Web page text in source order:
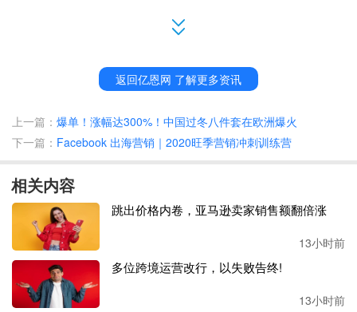
亚马逊最近在全国范围内将一线员工的
1美元，
至平均每小时19美元，并强调与其他类似工作相比
医疗福利都要更好。亚马逊领导层
调整业务的灵活性。
返回亿恩网 了解更多资讯
上一篇： 爆单！涨幅达300%！中国过冬八件套在欧洲爆火
下一篇： Facebook 出海营销｜2020旺季营销冲刺训练营
相关内容
跳出价格内卷，亚马逊卖家销售额翻倍涨
13小时前
多位跨境运营改行，以失败告终!
13小时前